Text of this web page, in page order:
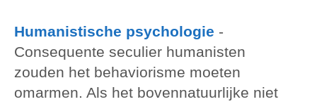
Humanistische psychologie -
Consequente seculier humanisten
zouden het behaviorisme moeten
omarmen. Als het bovennatuurlijke niet